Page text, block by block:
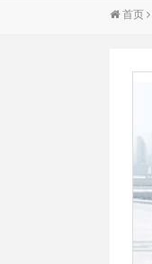
首页